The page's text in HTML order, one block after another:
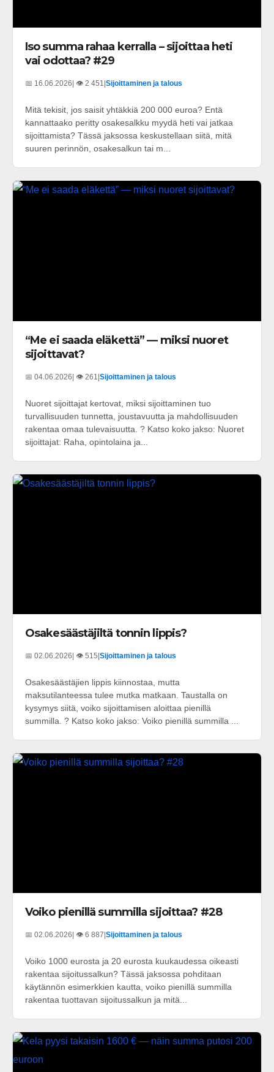
Iso summa rahaa kerralla – sijoittaa heti
vai odottaa? #29
📅 16.06.2026 | 👁️ 2 451 Sijoittaminen ja talous
Mitä tekisit, jos saisit yhtäkkiä 200 000 euroa? Entä
kannattaako peritty osakesalkku myydä heti vai jatkaa
sijoittamista? Tässä jaksossa keskustellaan siitä, mitä
suuren perinnön, osakesalkun tai m...
“Me ei saada eläkettä” — miksi nuoret
sijoittavat?
📅 04.06.2026| 👁️ 261 |Sijoittaminen ja talous
Nuoret sijoittajat kertovat, miksi sijoittaminen tuo
turvallisuuden tunnetta, joustavuutta ja mahdollisuuden
rakentaa omaa tulevaisuutta. ? Katso koko jakso: Nuoret
sijoittajat: Raha, opintolaina ja...
Osakesäästäjiltä tonnin lippis?
📅 02.06.2026 | 👁️ 515 Sijoittaminen ja talous
Osakesäästäjien lippis kiinnostaa, mutta
maksutilanteessa tulee mutka matkaan. Taustalla on
kysymys siitä, voiko sijoittamisen aloittaa pienillä
summilla. ? Katso koko jakso: Voiko pienillä summilla ...
Voiko pienillä summilla sijoittaa? #28
📅 02.06.2026 | 👁️ 6 887 Sijoittaminen ja talous
Voiko 1000 eurosta ja 20 eurosta kuukaudessa oikeasti
rakentaa sijoitussalkun? Tässä jaksossa pohditaan
käytännön esimerkkien kautta, voiko pienillä summilla
rakentaa tuottavan sijoitussalkun ja mitä...